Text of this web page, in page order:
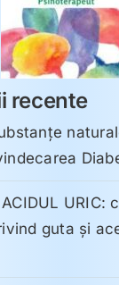
recente
ACIDUL URIC:
guta și